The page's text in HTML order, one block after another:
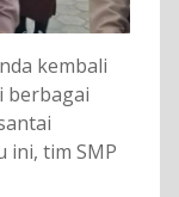
kembali
berbagai
ini, tim SMP